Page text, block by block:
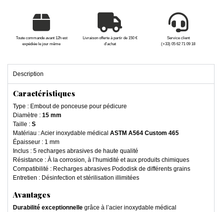
Toute commande avant 12h est
expédiée le jour même
Livraison offerte à partir de 150 €
d'achat
Service client
(+33) 05 62 71 09 18
Description
Caractéristiques
Type : Embout de ponceuse pour pédicure
Diamètre : 15 mm
Taille : S
Matériau : Acier inoxydable médical ASTM A564 Custom 465
Épaisseur : 1 mm
Inclus : 5 recharges abrasives de haute qualité
Résistance : À la corrosion, à l’humidité et aux produits chimiques
Compatibilité : Recharges abrasives Pododisk de différents grains
Entretien : Désinfection et stérilisation illimitées
Avantages
Durabilité exceptionnelle grâce à l’acier inoxydable médical